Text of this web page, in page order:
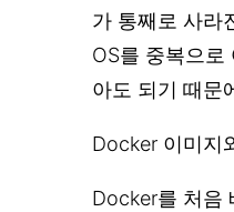
가 통째로 사라
OS를 중복으로
아도 되기 때문
Docker 이미지
Docker를 처음